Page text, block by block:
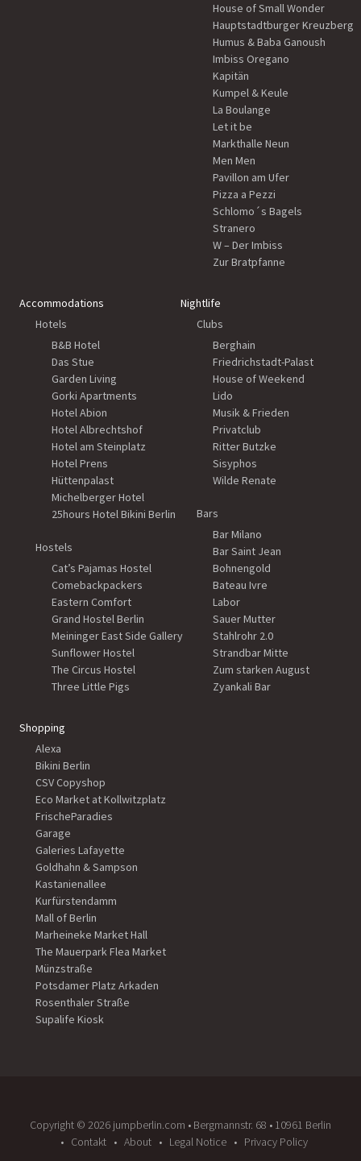
House of Small Wonder
Hauptstadtburger Kreuzberg
Humus & Baba Ganoush
Imbiss Oregano
Kapitän
Kumpel & Keule
La Boulange
Let it be
Markthalle Neun
Men Men
Pavillon am Ufer
Pizza a Pezzi
Schlomo´s Bagels
Stranero
W – Der Imbiss
Zur Bratpfanne
Accommodations
Hotels
B&B Hotel
Das Stue
Garden Living
Gorki Apartments
Hotel Abion
Hotel Albrechtshof
Hotel am Steinplatz
Hotel Prens
Hüttenpalast
Michelberger Hotel
25hours Hotel Bikini Berlin
Hostels
Cat’s Pajamas Hostel
Comebackpackers
Eastern Comfort
Grand Hostel Berlin
Meininger East Side Gallery
Sunflower Hostel
The Circus Hostel
Three Little Pigs
Nightlife
Clubs
Berghain
Friedrichstadt-Palast
House of Weekend
Lido
Musik & Frieden
Privatclub
Ritter Butzke
Sisyphos
Wilde Renate
Bars
Bar Milano
Bar Saint Jean
Bohnengold
Bateau Ivre
Labor
Sauer Mutter
Stahlrohr 2.0
Strandbar Mitte
Zum starken August
Zyankali Bar
Shopping
Alexa
Bikini Berlin
CSV Copyshop
Eco Market at Kollwitzplatz
FrischeParadies
Garage
Galeries Lafayette
Goldhahn & Sampson
Kastanienallee
Kurfürstendamm
Mall of Berlin
Marheineke Market Hall
The Mauerpark Flea Market
Münzstraße
Potsdamer Platz Arkaden
Rosenthaler Straße
Supalife Kiosk
Copyright ©️ 2026 jumpberlin.com • Bergmannstr. 68 • 10961 Berlin
Contakt
About Legal Notice
Privacy Policy